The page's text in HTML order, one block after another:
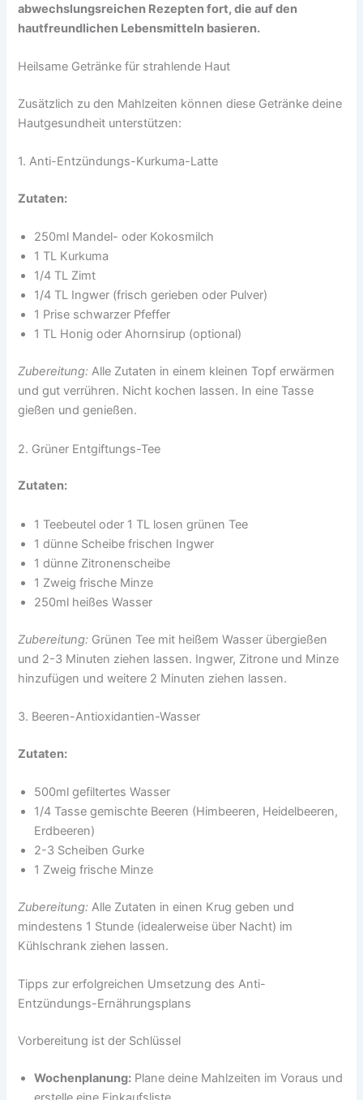
abwechslungsreichen Rezepten fort, die auf den
hautfreundlichen Lebensmitteln basieren.
Heilsame Getränke für strahlende Haut
Zusätzlich zu den Mahlzeiten können diese Getränke deine
Hautgesundheit unterstützen:
1. Anti-Entzündungs-Kurkuma-Latte
Zutaten:
250ml Mandel- oder Kokosmilch
1 TL Kurkuma
1/4 TL Zimt
1/4 TL Ingwer (frisch gerieben oder Pulver)
1 Prise schwarzer Pfeffer
1 TL Honig oder Ahornsirup (optional)
Zubereitung: Alle Zutaten in einem kleinen Topf erwärmen
und gut verrühren. Nicht kochen lassen. In eine Tasse
gießen und genießen.
2. Grüner Entgiftungs-Tee
Zutaten:
1 Teebeutel oder 1 TL losen grünen Tee
1 dünne Scheibe frischen Ingwer
1 dünne Zitronenscheibe
1 Zweig frische Minze
250ml heißes Wasser
Zubereitung: Grünen Tee mit heißem Wasser übergießen
und 2-3 Minuten ziehen lassen. Ingwer, Zitrone und Minze
hinzufügen und weitere 2 Minuten ziehen lassen.
3. Beeren-Antioxidantien-Wasser
Zutaten:
500ml gefiltertes Wasser
1/4 Tasse gemischte Beeren (Himbeeren, Heidelbeeren,
Erdbeeren)
2-3 Scheiben Gurke
1 Zweig frische Minze
Zubereitung: Alle Zutaten in einen Krug geben und
mindestens 1 Stunde (idealerweise über Nacht) im
Kühlschrank ziehen lassen.
Tipps zur erfolgreichen Umsetzung des Anti-
Entzündungs-Ernährungsplans
Vorbereitung ist der Schlüssel
Wochenplanung: Plane deine Mahlzeiten im Voraus und